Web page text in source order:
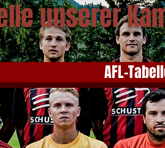
unserer
AFL-